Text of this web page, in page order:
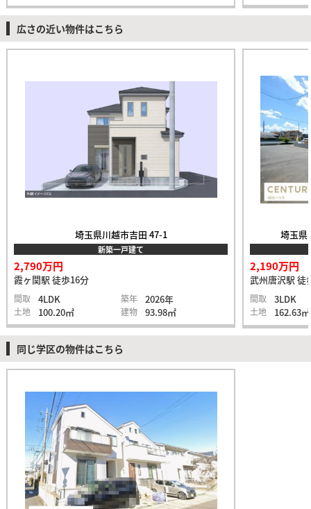
広さの近い物件はこちら
埼玉県川越市吉田 47-1
新築一戸建て
2,790万円
霞ヶ関駅 徒歩16分
間取 4LDK 築年 2026年
土地 100.20㎡ 建物 93.98㎡
埼玉県
2,190万円
武州唐沢駅 徒
間取 3LDK
土地 162.63㎡
同じ学区の物件はこちら